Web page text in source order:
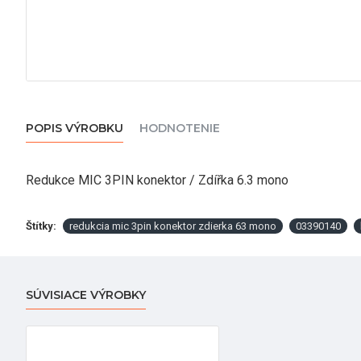
POPIS VÝROBKU HODNOTENIE
Redukce MIC 3PIN konektor / Zdířka 6.3 mono
Štítky: redukcia mic 3pin konektor zdierka 63 mono 03390140
SÚVISIACE VÝROBKY